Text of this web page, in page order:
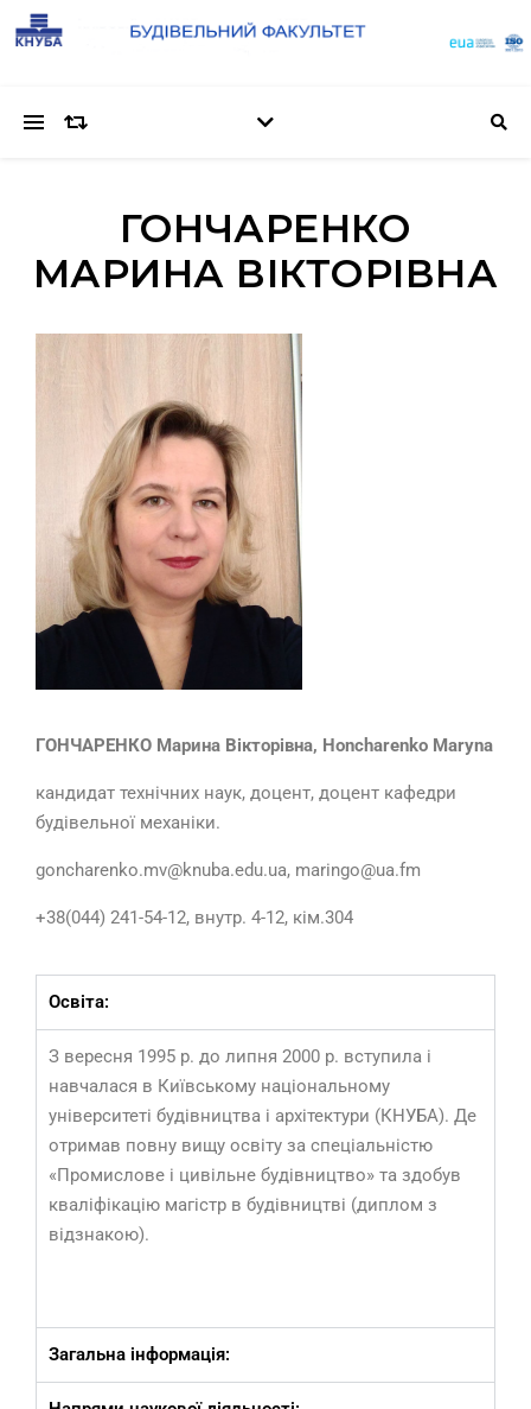
ГОНЧАРЕНКО
МАРИНА ВІКТОРІВНА
ГОНЧАРЕНКО Марина Вікторівна, Honcharenko Maryna
кандидат технічних наук, доцент, доцент кафедри
будівельної механіки.
goncharenko.mv@knuba.edu.ua, maringo@ua.fm
+38(044) 241-54-12, внутр. 4-12, кім.304
Освіта:
З вересня 1995 р. до липня 2000 р. вступила і
навчалася в Київському національному
університеті будівництва і архітектури (КНУБА). Де
отримав повну вищу освіту за спеціальністю
«Промислове і цивільне будівництво» та здобув
кваліфікацію магістр в будівництві (диплом з
відзнакою).
Загальна інформація: